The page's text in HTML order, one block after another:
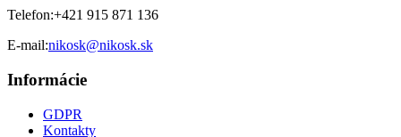
Telefon:+421 915 871 136
E-mail:nikosk@nikosk.sk
Informácie
GDPR
Kontakty